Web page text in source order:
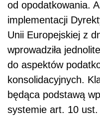
od opodatkowania.
implementacji
Unii Europejskiej z
wprowadziła
do aspektów
konsolidacyjnych.
będąca podstawą
systemie art. 10 ust.